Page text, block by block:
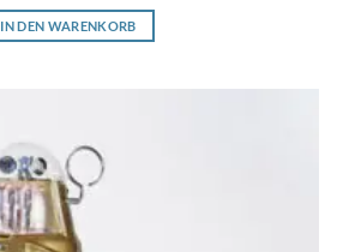
IN DEN WARENKORB